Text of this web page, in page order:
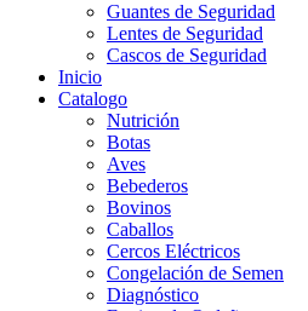
Guantes de Seguridad
Lentes de Seguridad
Cascos de Seguridad
Inicio
Catalogo
Nutrición
Botas
Aves
Bebederos
Bovinos
Caballos
Cercos Eléctricos
Congelación de Semen
Diagnóstico